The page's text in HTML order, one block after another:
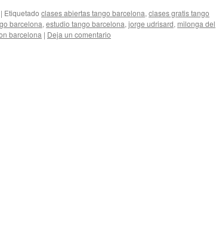
| Etiquetado clases abiertas tango barcelona, clases gratis tango
barcelona, estudio tango barcelona, jorge udrisard, milonga del
barcelona | Deja un comentario